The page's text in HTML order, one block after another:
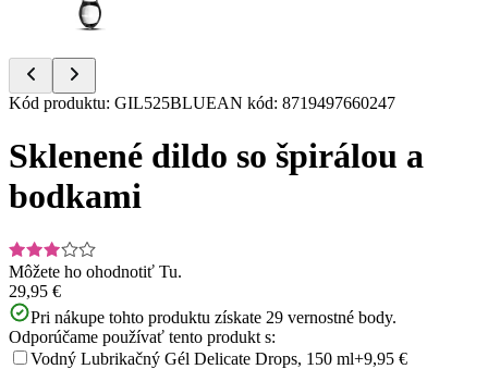
Item
of
8
Kód produktu: GIL525BLUEAN kód: 8719497660247
Sklenené dildo so špirálou a
bodkami
Môžete ho ohodnotiť Tu.
29,95 €
Pri nákupe tohto produktu získate 29 vernostné body.
Odporúčame používať tento produkt s:
Vodný Lubrikačný Gél Delicate Drops, 150 ml+9,95 €